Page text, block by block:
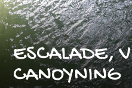
ESCALADE,
CANOYNING